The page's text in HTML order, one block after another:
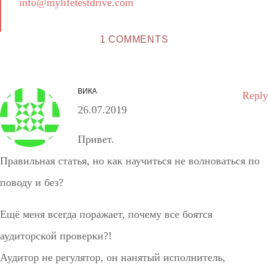
info@mylifetestdrive.com
1 COMMENTS
ВИКА
26.07.2019
Привет.
Правильная статья, но как научиться не волноваться по
поводу и без?
Ещё меня всегда поражает, почему все боятся
аудиторской проверки?!
Аудитор не регулятор, он нанятый исполнитель,
Reply